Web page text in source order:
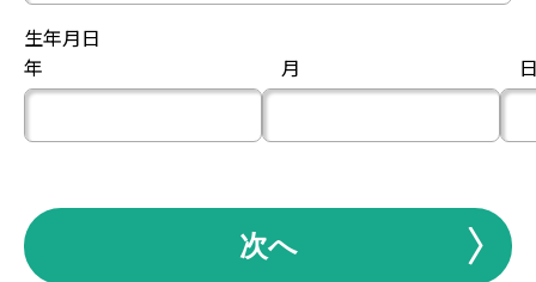
生年月日
年
月
次へ